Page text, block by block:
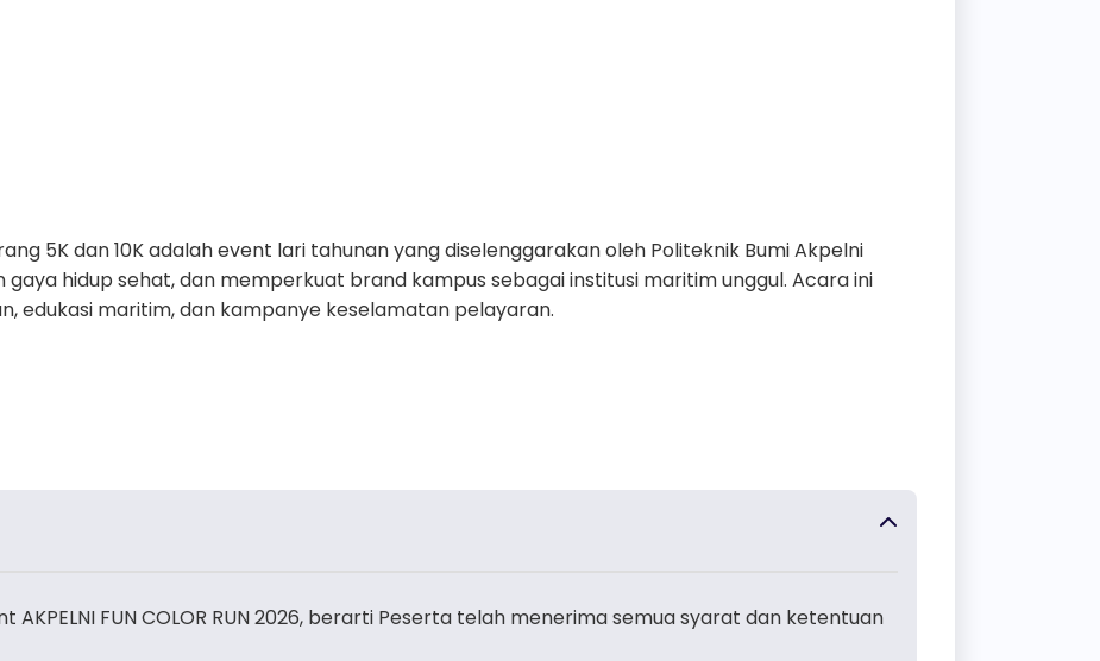
5K dan 10K adalah event lari tahunan yang diselenggarakan oleh Politeknik Bumi Akpelni
hidup sehat, dan memperkuat brand kampus sebagai institusi maritim unggul. Acara ini
edukasi maritim, dan kampanye keselamatan pelayaran.
FUN COLOR RUN 2026, berarti Peserta telah menerima semua syarat dan ketentuan